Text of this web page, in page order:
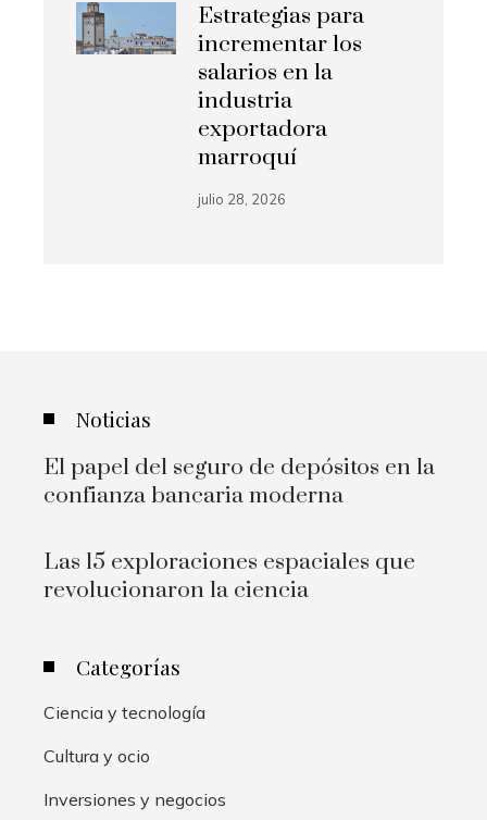
Estrategias para
incrementar los
salarios en la
industria
exportadora
marroquí
julio 28, 2026
Noticias
El papel del seguro de depósitos en la
confianza bancaria moderna
Las 15 exploraciones espaciales que
revolucionaron la ciencia
Categorías
Ciencia y tecnología
Cultura y ocio
Inversiones y negocios